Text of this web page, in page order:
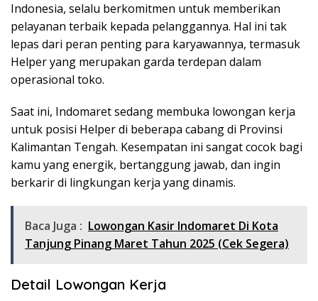
Indonesia, selalu berkomitmen untuk memberikan
pelayanan terbaik kepada pelanggannya. Hal ini tak
lepas dari peran penting para karyawannya, termasuk
Helper yang merupakan garda terdepan dalam
operasional toko.
Saat ini, Indomaret sedang membuka lowongan kerja
untuk posisi Helper di beberapa cabang di Provinsi
Kalimantan Tengah. Kesempatan ini sangat cocok bagi
kamu yang energik, bertanggung jawab, dan ingin
berkarir di lingkungan kerja yang dinamis.
Baca Juga : Lowongan Kasir Indomaret Di Kota
Tanjung Pinang Maret Tahun 2025 (Cek Segera)
Detail Lowongan Kerja